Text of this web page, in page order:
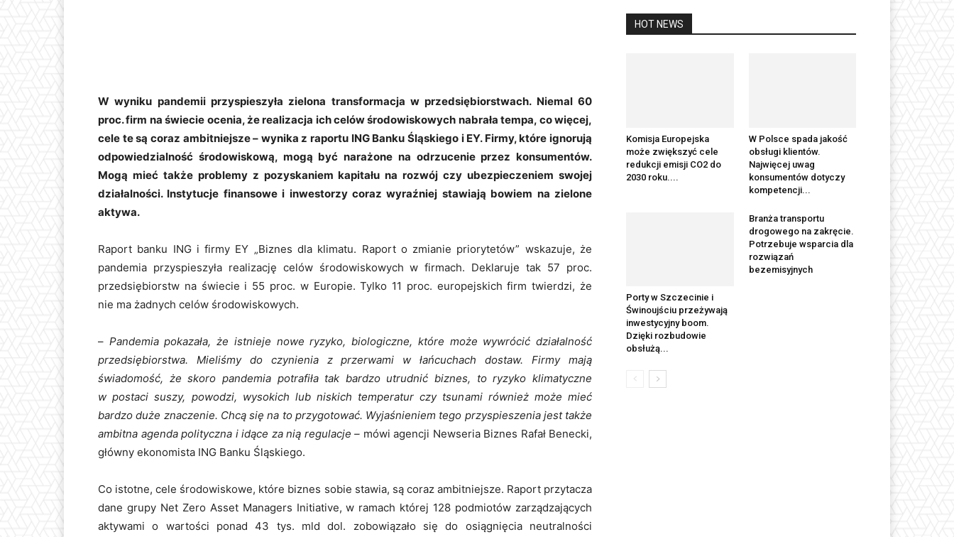
W wyniku pandemii przyspieszyła zielona transformacja w przedsiębiorstwach. Niemal 60
proc. firm na świecie ocenia, że realizacja ich celów środowiskowych nabrała tempa, co więcej,
cele te są coraz ambitniejsze – wynika z raportu ING Banku Śląskiego i EY. Firmy, które ignorują
odpowiedzialność środowiskową, mogą być narażone na odrzucenie przez konsumentów.
Mogą mieć także problemy z pozyskaniem kapitału na rozwój czy ubezpieczeniem swojej
działalności. Instytucje finansowe i inwestorzy coraz wyraźniej stawiają bowiem na zielone
aktywa.
Raport banku ING i firmy EY „Biznes dla klimatu. Raport o zmianie priorytetów” wskazuje, że
pandemia przyspieszyła realizację celów środowiskowych w firmach. Deklaruje tak 57 proc.
przedsiębiorstw na świecie i 55 proc. w Europie. Tylko 11 proc. europejskich firm twierdzi, że
nie ma żadnych celów środowiskowych.
– Pandemia pokazała, że istnieje nowe ryzyko, biologiczne, które może wywrócić działalność
przedsiębiorstwa. Mieliśmy do czynienia z przerwami w łańcuchach dostaw. Firmy mają
świadomość, że skoro pandemia potrafiła tak bardzo utrudnić biznes, to ryzyko klimatyczne
w postaci suszy, powodzi, wysokich lub niskich temperatur czy tsunami również może mieć
bardzo duże znaczenie. Chcą się na to przygotować. Wyjaśnieniem tego przyspieszenia jest także
ambitna agenda polityczna i idące za nią regulacje – mówi agencji Newseria Biznes Rafał Benecki,
główny ekonomista ING Banku Śląskiego.
Co istotne, cele środowiskowe, które biznes sobie stawia, są coraz ambitniejsze. Raport przytacza
dane grupy Net Zero Asset Managers Initiative, w ramach której 128 podmiotów zarządzających
aktywami o wartości ponad 43 tys. mld dol. zobowiązało się do osiągnięcia neutralności
HOT NEWS
Komisja Europejska
może zwiększyć cele
redukcji emisji CO2 do
2030 roku....
W Polsce spada jakość
obsługi klientów.
Najwięcej uwag
konsumentów dotyczy
kompetencji...
Porty w Szczecinie i
Świnoujściu przeżywają
inwestycyjny boom.
Dzięki rozbudowie
obsłużą...
Branża transportu
drogowego na zakręcie.
Potrzebuje wsparcia dla
rozwiązań
bezemisyjnych